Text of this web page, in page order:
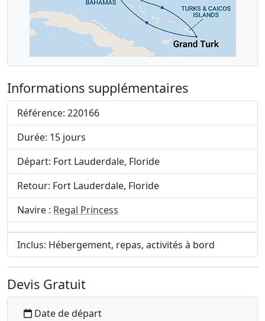
Informations supplémentaires
Référence: 220166
Durée: 15 jours
Départ: Fort Lauderdale, Floride
Retour: Fort Lauderdale, Floride
Navire : Regal Princess
Inclus: Hébergement, repas, activités à bord
Devis Gratuit
Date de départ